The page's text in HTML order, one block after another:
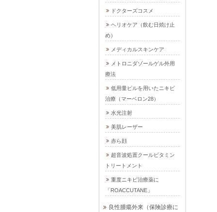
ドクターズコスメ
ヘリオケア（飲む日焼け止
め）
メディカルスキンケア
メトロニダゾールゲル外用
療法
低用量ピルを用いたニキビ
治療（マーベロン28）
水光注射
美肌レーザー
赤ら顔
超音波処置クールビタミン
トリートメント
重度ニキビ治療薬に
「ROACCUTANE」
良性腫瘍外来（保険診療に